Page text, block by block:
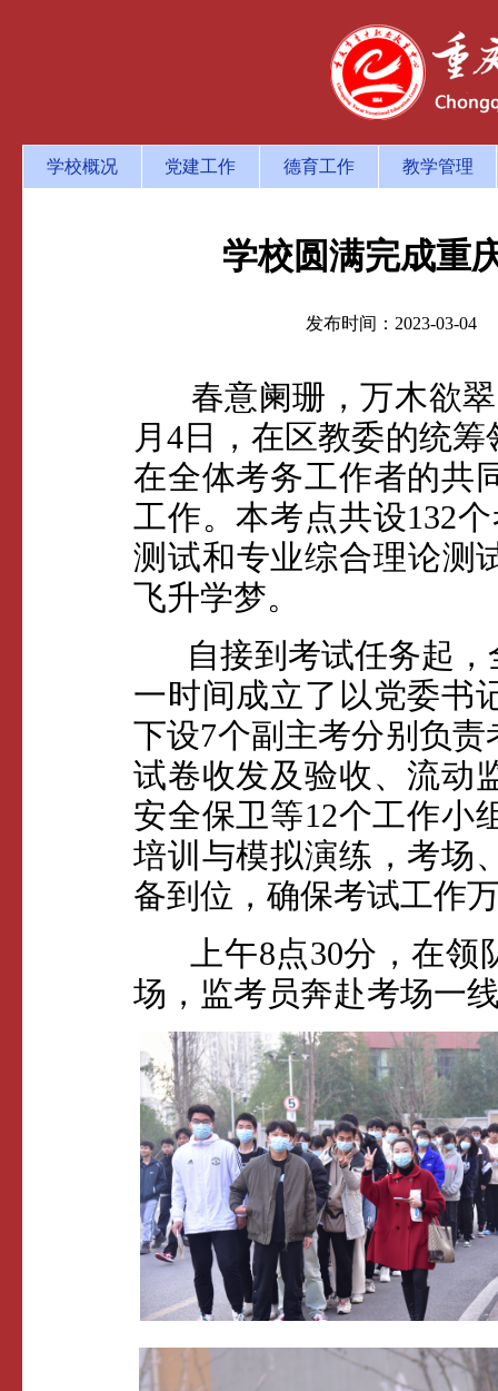
学校概况 党建工作 德育工作 教学管理
学校圆满完成重
发布时间：2023-03-
春意阑珊，万木欲翠
月4日，在区教委的统
在全体考务工作者的共
工作。本考点共设132
测试和专业综合理论测
飞升学梦。
自接到考试任务起，
一时间成立了以党委书
下设7个副主考分别负
试卷收发及验收、流动
安全保卫等12个工作小
培训与模拟演练，考场
备到位，确保考试工作
上午8点30分，在领
场，监考员奔赴考场一